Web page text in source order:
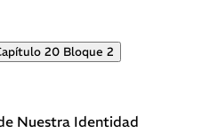
de nuestra identidad: Capítulo 20 Bloque 2
Nuestra Identidad